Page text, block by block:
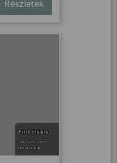
Részletek